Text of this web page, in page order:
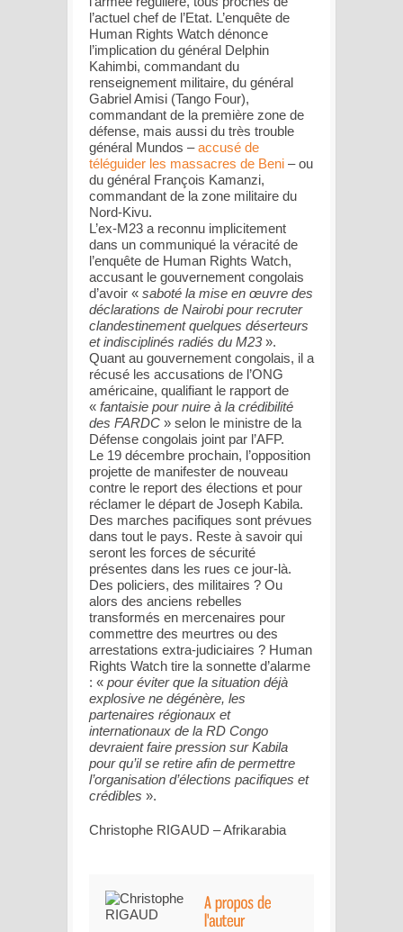
l’actuel chef de l’Etat. L’enquête de
Human Rights Watch dénonce
l’implication du général Delphin
Kahimbi, commandant du
renseignement militaire, du général
Gabriel Amisi (Tango Four),
commandant de la première zone de
défense, mais aussi du très trouble
général Mundos –accusé de
téléguider les massacres de Beni – ou
du général François Kamanzi,
commandant de la zone militaire du
Nord-Kivu.
L’ex-M23 a reconnu implicitement
dans un communiqué la véracité de
l’enquête de Human Rights Watch,
accusant le gouvernement congolais
d’avoir « saboté la mise en œuvre des
déclarations de Nairobi pour recruter
clandestinement quelques déserteurs
et indisciplinés radiés du M23».
Quant au gouvernement congolais, il a
récusé les accusations de l’ONG
américaine, qualifiant le rapport de
« fantaisie pour nuire à la crédibilité
des FARDC » selon le ministre de la
Défense congolais joint par l’AFP.
Le 19 décembre prochain, l’opposition
projette de manifester de nouveau
contre le report des élections et pour
réclamer le départ de Joseph Kabila.
Des marches pacifiques sont prévues
dans tout le pays. Reste à savoir qui
seront les forces de sécurité
présentes dans les rues ce jour-là.
Des policiers, des militaires ? Ou
alors des anciens rebelles
transformés en mercenaires pour
commettre des meurtres ou des
arrestations extra-judiciaires ? Human
Rights Watch tire la sonnette d’alarme
: « pour éviter que la situation déjà
explosive ne dégénère, les
partenaires régionaux et
internationaux de la RD Congo
devraient faire pression sur Kabila
pour qu’il se retire afin de permettre
l’organisation d’élections pacifiques et
crédibles ».
Christophe RIGAUD – Afrikarabia